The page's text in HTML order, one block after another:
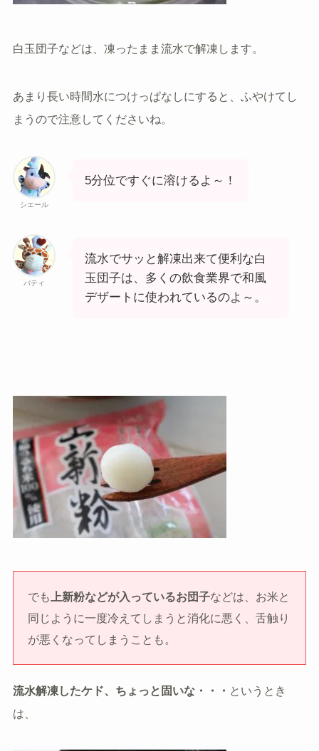
白玉団子などは、凍ったまま流水で解凍します。
あまり長い時間水につけっぱなしにすると、ふやけてし
まうので注意してくださいね。
シエール
5分位ですぐに溶けるよ～！
パティ
流水でサッと解凍出来て便利な白
玉団子は、多くの飲食業界で和風
デザートに使われているのよ～。
でも 上新粉などが入っているお団子などは、お米と
同じように一度冷えてしまうと消化に悪く、舌触り
が悪くなってしまうことも。
流水解凍したケド、ちょっと固いな・・・ というとき
は、